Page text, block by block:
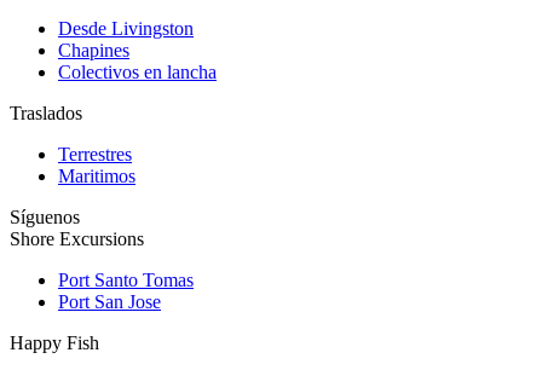
Desde Livingston
Chapines
Colectivos en lancha
Traslados
Terrestres
Maritimos
Síguenos
Shore Excursions
Port Santo Tomas
Port San Jose
Happy Fish